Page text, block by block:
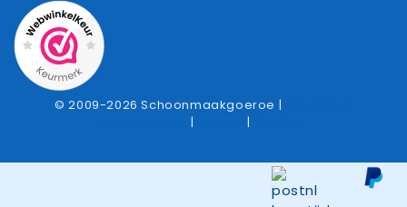
© 2009-2026 Schoonmaakgoeroe |
| |